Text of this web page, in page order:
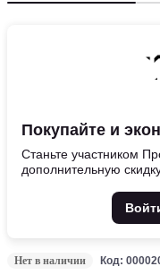
Покупайте и
Станьте участником
дополнительную
Нет в наличии Код: